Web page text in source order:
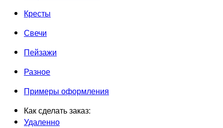
Кресты
Свечи
Пейзажи
Разное
Примеры оформления
Как сделать заказ:
Удаленно